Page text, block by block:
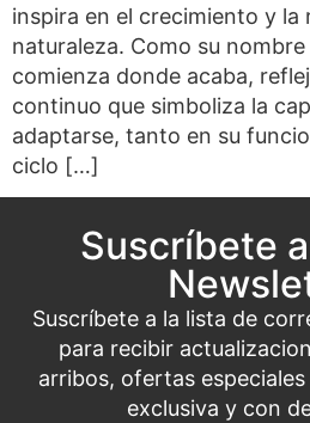
inspira en el crecimiento y la
naturaleza. Como su
comienza donde acaba,
continuo que simboliza la
adaptarse, tanto en su
ciclo […]
Suscríbete
Suscríbete a la lista de
para recibir
arribos, ofertas
exclusiva y con